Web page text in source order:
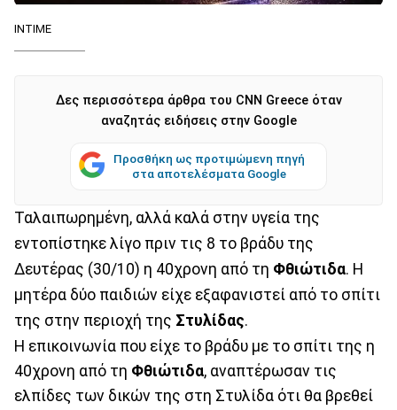
ΙΝΤΙΜΕ
Δες περισσότερα άρθρα του CNN Greece όταν
αναζητάς ειδήσεις στην Google
Προσθήκη ως προτιμώμενη πηγή
στα αποτελέσματα Google
Ταλαιπωρημένη, αλλά καλά στην υγεία της
εντοπίστηκε λίγο πριν τις 8 το βράδυ της
Δευτέρας (30/10) η 40χρονη από τη Φθιώτιδα. Η
μητέρα δύο παιδιών είχε εξαφανιστεί από το σπίτι
της στην περιοχή της Στυλίδας.
Η επικοινωνία που είχε το βράδυ με το σπίτι της η
40χρονη από τη Φθιώτιδα, αναπτέρωσαν τις
ελπίδες των δικών της στη Στυλίδα ότι θα βρεθεί